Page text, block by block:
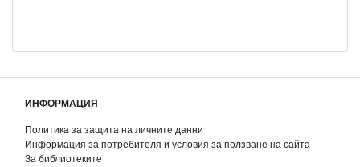
ИНФОРМАЦИЯ
Политика за защита на личните данни
Информация за потребителя и условия за ползване на сайта
За библиотеките